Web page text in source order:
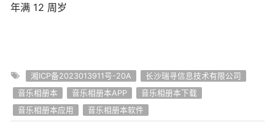
年满 12 周岁
湘ICP备2023013911号-20A
长沙瑞寻信息技术有限公司
音乐相册本
音乐相册本APP
音乐相册本下载
音乐相册本应用
音乐相册本软件